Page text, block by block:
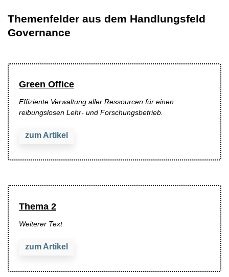
Themenfelder aus dem Handlungsfeld
Governance
Green Office
Effiziente Verwaltung aller Ressourcen für einen
reibungslosen Lehr- und Forschungsbetrieb.
zum Artikel
Thema 2
Weiterer Text
zum Artikel